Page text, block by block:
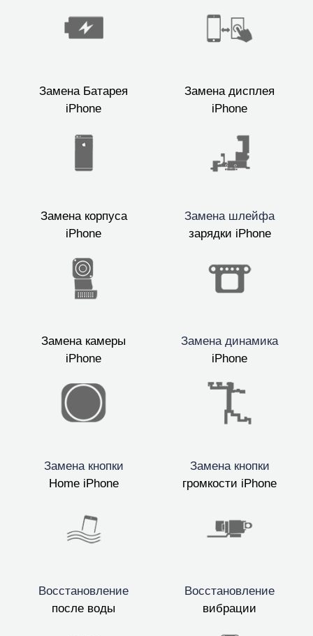
Замена Батарея
iPhone
Замена дисплея
iPhone
Замена корпуса
iPhone
Замена шлейфа
зарядки iPhone
Замена камеры
iPhone
Замена динамика
iPhone
Замена кнопки
Home iPhone
Замена кнопки
громкости iPhone
Восстановление
после воды
Восстановление
вибрации